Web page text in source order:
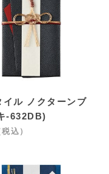
イル ノクターンブ
-632DB)
込）